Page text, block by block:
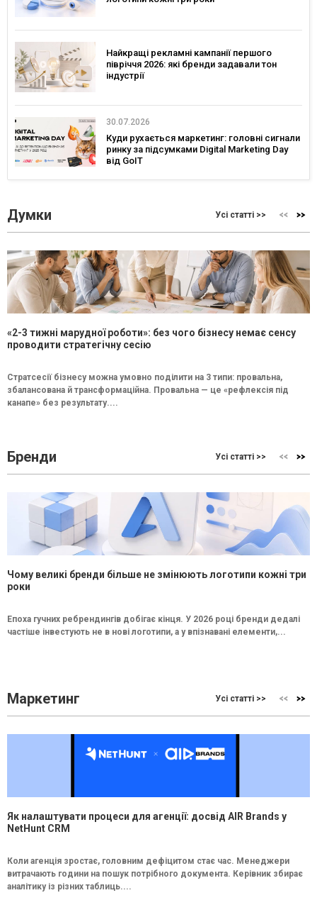
Найкращі рекламні кампанії першого
півріччя 2026: які бренди задавали тон
індустрії
30.07.2026
Куди рухається маркетинг: головні сигнали
ринку за підсумками Digital Marketing Day
від GoIT
Думки Усі статті >>
«2-3 тижні марудної роботи»: без чого бізнесу немає сенсу
проводити стратегічну сесію
Стратсесії бізнесу можна умовно поділити на 3 типи: провальна,
збалансована й трансформаційна. Провальна — це «рефлексія під
канапе» без результату....
Бренди Усі статті >>
Чому великі бренди більше не змінюють логотипи кожні три
роки
Епоха гучних ребрендингів добігає кінця. У 2026 році бренди дедалі
частіше інвестують не в нові логотипи, а у впізнавані елементи,...
Маркетинг Усі статті >>
Як налаштувати процеси для агенції: досвід AIR Brands у
NetHunt CRM
Коли агенція зростає, головним дефіцитом стає час. Менеджери
витрачають години на пошук потрібного документа. Керівник збирає
аналітику із різних таблиць....